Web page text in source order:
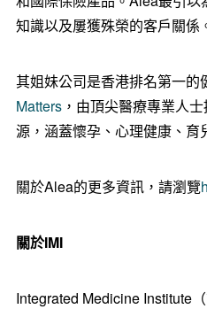
知識以及屢獲殊榮的客戶關係
其姐妹公司是香港排名第一的
Matters，由頂尖醫療專業人士
源，涵蓋懷孕、心理健康、育
關於Alea的更多資訊，請瀏覽
關於IMI
Integrated Medicine Institute